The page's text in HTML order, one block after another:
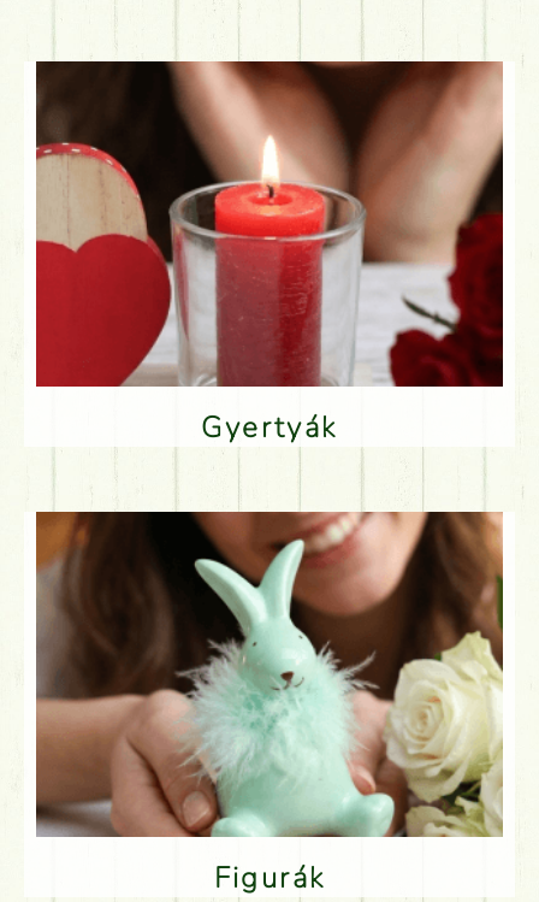
Gyertyák
Figurák